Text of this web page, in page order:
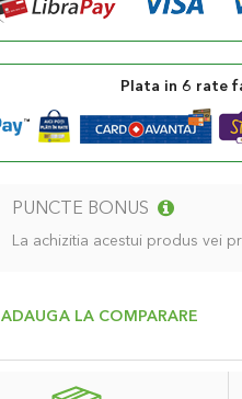
Plata in 6 rate
PUNCTE BONUS
La achizitia acestui produs vei
ADAUGA LA COMPARARE